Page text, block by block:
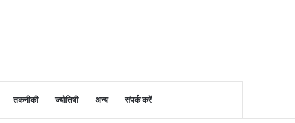
तकनीकी ज्योतिषी अन्य संपर्क करें